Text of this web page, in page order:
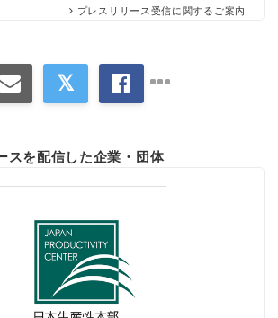
プレスリリース受信に関するご案内
スを配信した企業・団体